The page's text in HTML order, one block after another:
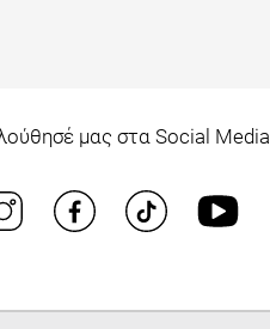
μας στα Social Media